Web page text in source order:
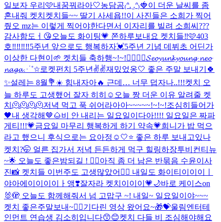
일보자 우리🩷내꿈꿔라아🤍농담곰₍ᐢ. ̫.ᐢ₎🍓이 더운 날씨를 좀
혼내줘 켓치 켓치들~~ 딸기 사세욥!!이 사진들은 소희가 찍어
줬오 mz는 이렇게 찍어야한다면서 이자리를 빌려 소희씨???
감사함도ㅓ😘오늘도 화이팅💗 쫀하루보내요 켓치들‼️🩷403
호‼️‼️‼️‼️5주년 앞으로도 행복하자💓5주년 기념 데뷔초 어딘가
이상한 다현이🌱 켓치들 축하행~!~!❤️‍🔥❤️‍🔥𝓢𝓮𝓸𝔂𝓾𝓷𝓴𝔂𝓸𝓾𝓷𝓰 𝓷𝓮𝓸
𝓷𝓪𝓰𝓪⋰˚✩로켓펀치 5주년✌️✌️재밌었옹🤍 좋은 주말 보내기🍀
✨설레는 8월💐☀️ 힘내자아🔥 근데… 너무 덥자나..!!!켓치 오
늘 하루도 고생했어 잘자 히히☺ 오늘 짱 더운 이유 알려줄 켓
치🫠🫠🫠🫠저녁 먹고 푹 쉬어라아아~~~~~!~!~!조심히들어가
🖤내 생각해🤎🌰비 안 내리는 일요일이다아!!!! 일요일은 짜파
게티!!!💗금요일 마무리 행복하게 하기 약속💗희니가 밥 먹으
라고 했으니 후식으로는 요아정☺️ 🤍⭐️ 좋은 하루 보내고있나
켓치?🤭 얼른 집가서 저녁 든든하게 먹구 힐링하장투비컨티뉴
~🌟 오늘도 좋은밤되길 ! ❤️‍🔥아직 좀 더 남은 반묶음 수윤이사
진📸 켓치들 이번주도 고생많았어❤️‍🔥 내일도 화이티이이이ㅣ
야아에이이이이ㅏ앵❣️잘자라 켓치이이이💗🌙바로 케이스on
🐰🫣 오늘도 함께해줘서 넘 고맙구 ~! 내일~ 일요일이야~~~
켓치 좋은주말보내~❤️‍🔥기다린 영상 왔어요~🎁💝울림엔터테
인먼트 연습생 김소히입니다😙😊켓치 다들 비 조심해야해요